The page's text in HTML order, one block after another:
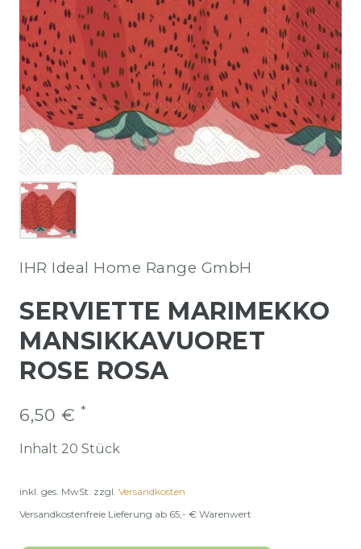
IHR Ideal Home Range GmbH
SERVIETTE MARIMEKKO
MANSIKKAVUORET
ROSE ROSA
6,50 € *
Inhalt 20 Stück
inkl. ges. MwSt. zzgl. Versandkosten
Versandkostenfreie Lieferung ab 65,- € Warenwert